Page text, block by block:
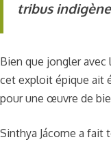
tribus
Bien que jongler
cet exploit épique ait
pour une œuvre de
Sinthya Jácome a